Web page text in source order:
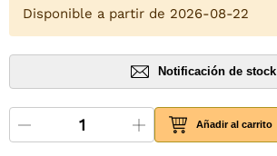
Disponible a partir de 2026-08-22
Notificación de stock
Añadir al carrito